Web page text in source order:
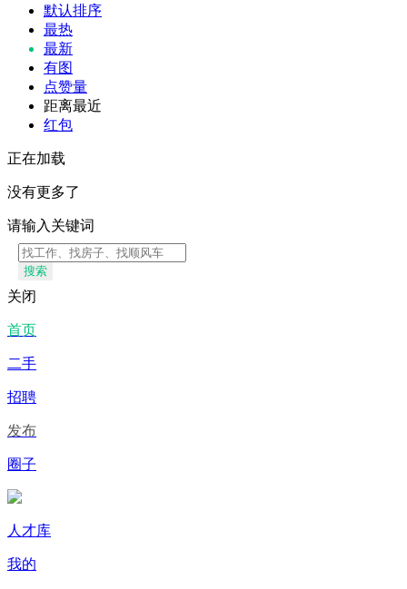
默认排序
最热
最新
有图
点赞量
距离最近
红包
正在加载
没有更多了
请输入关键词
搜索
关闭
首页
二手
招聘
发布
圈子
人才库
我的